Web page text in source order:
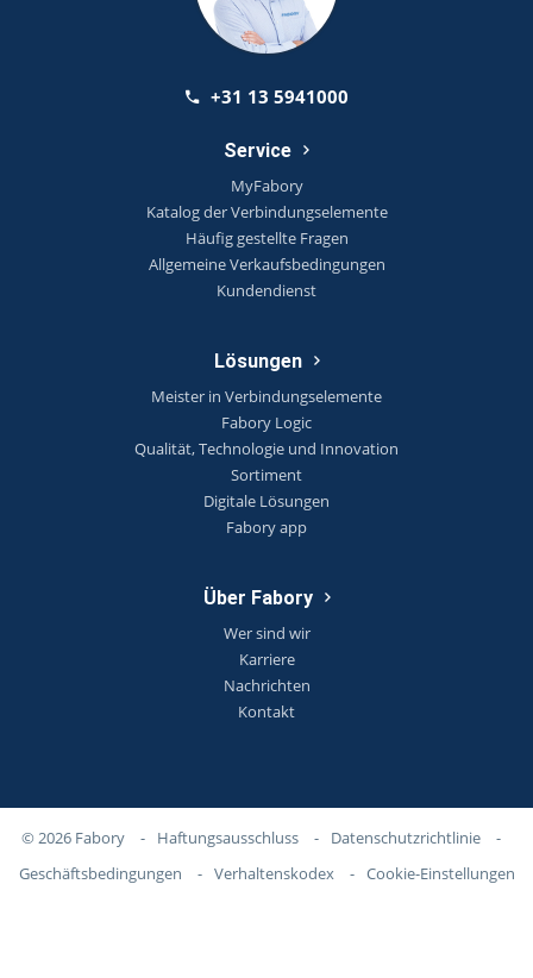
+31 13 5941000
Service
MyFabory
Katalog der Verbindungselemente
Häufig gestellte Fragen
Allgemeine Verkaufsbedingungen
Kundendienst
Lösungen
Meister in Verbindungselemente
Fabory Logic
Qualität, Technologie und Innovation
Sortiment
Digitale Lösungen
Fabory app
Über Fabory
Wer sind wir
Karriere
Nachrichten
Kontakt
© 2026 Fabory - Haftungsausschluss - Datenschutzrichtlinie
-
Geschäftsbedingungen
- Verhaltenskodex - Cookie-Einstellungen